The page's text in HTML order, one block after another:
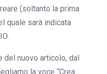
(soltanto la prima
quale sarà indicata
del nuovo articolo, dal
la voce “Crea